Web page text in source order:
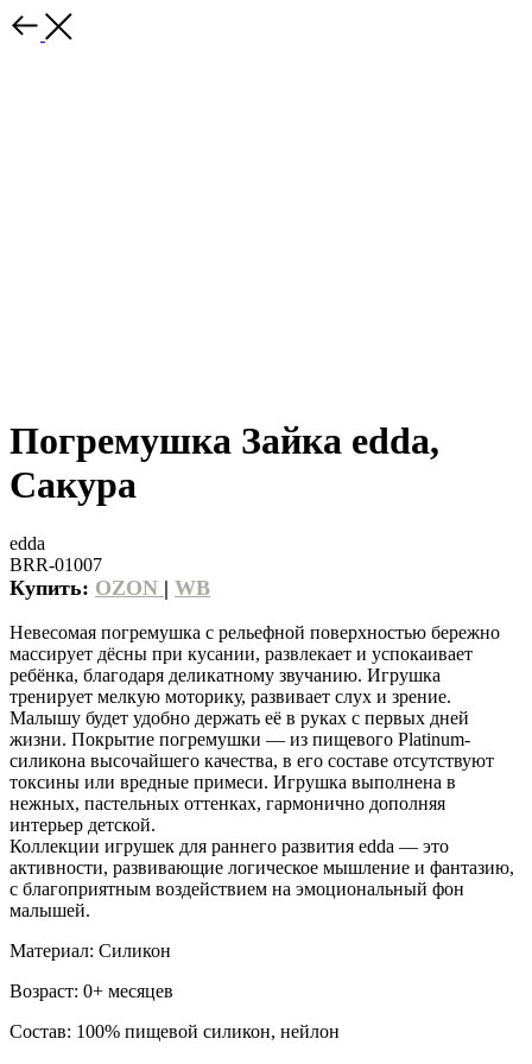
Погремушка Зайка edda,
Сакура
edda
BRR-01007
Купить: OZON | WB
Невесомая погремушка с рельефной поверхностью бережно
массирует дёсны при кусании, развлекает и успокаивает
ребёнка, благодаря деликатному звучанию. Игрушка
тренирует мелкую моторику, развивает слух и зрение.
Малышу будет удобно держать её в руках с первых дней
жизни. Покрытие погремушки — из пищевого Platinum-
силикона высочайшего качества, в его составе отсутствуют
токсины или вредные примеси. Игрушка выполнена в
нежных, пастельных оттенках, гармонично дополняя
интерьер детской.
Коллекции игрушек для раннего развития edda — это
активности, развивающие логическое мышление и фантазию,
с благоприятным воздействием на эмоциональный фон
малышей.
Материал: Силикон
Возраст: 0+ месяцев
Состав: 100% пищевой силикон, нейлон